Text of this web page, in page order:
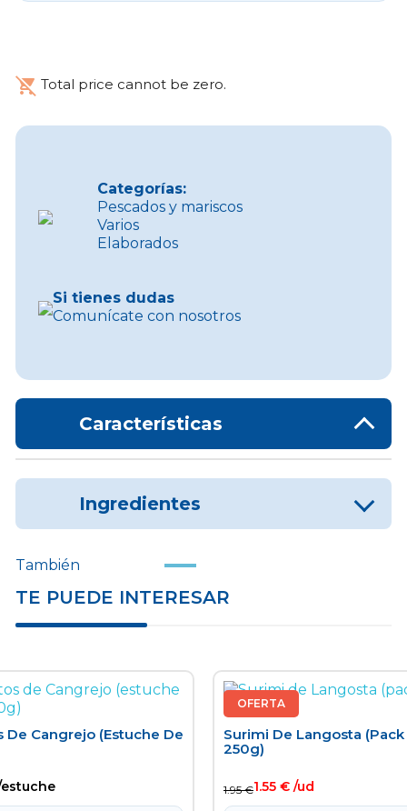
remove_shopping_cart Total price cannot be zero.
Categorías:
Pescados y mariscos
Varios
Elaborados
Si tienes dudas
Comunícate con nosotros
Características
Ingredientes
También
TE PUEDE INTERESAR
De Cangrejo (estuche De
estuche
Surimi De Langosta (pack
250g)
1.95 €1.55 € /ud
OFERTA